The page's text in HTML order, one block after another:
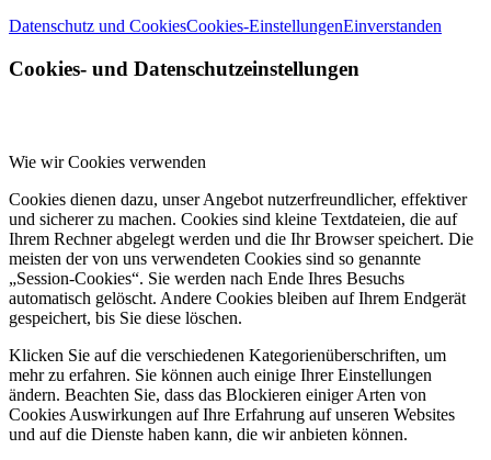
Datenschutz und CookiesCookies-EinstellungenEinverstanden
Cookies- und Datenschutzeinstellungen
Wie wir Cookies verwenden
Cookies dienen dazu, unser Angebot nutzerfreundlicher, effektiver
und sicherer zu machen. Cookies sind kleine Textdateien, die auf
Ihrem Rechner abgelegt werden und die Ihr Browser speichert. Die
meisten der von uns verwendeten Cookies sind so genannte
„Session-Cookies“. Sie werden nach Ende Ihres Besuchs
automatisch gelöscht. Andere Cookies bleiben auf Ihrem Endgerät
gespeichert, bis Sie diese löschen.
Klicken Sie auf die verschiedenen Kategorienüberschriften, um
mehr zu erfahren. Sie können auch einige Ihrer Einstellungen
ändern. Beachten Sie, dass das Blockieren einiger Arten von
Cookies Auswirkungen auf Ihre Erfahrung auf unseren Websites
und auf die Dienste haben kann, die wir anbieten können.